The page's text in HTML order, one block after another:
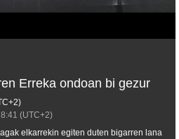
Erreka ondoan bi gezur
(UTC+2)
elkarrekin egiten duten bigarren lana